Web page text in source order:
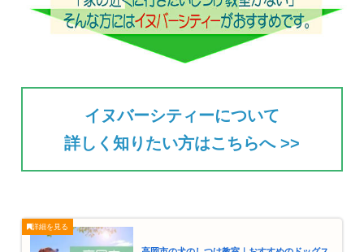
イヌバーシティーについて
詳しく知りたい方はこちらへ >>